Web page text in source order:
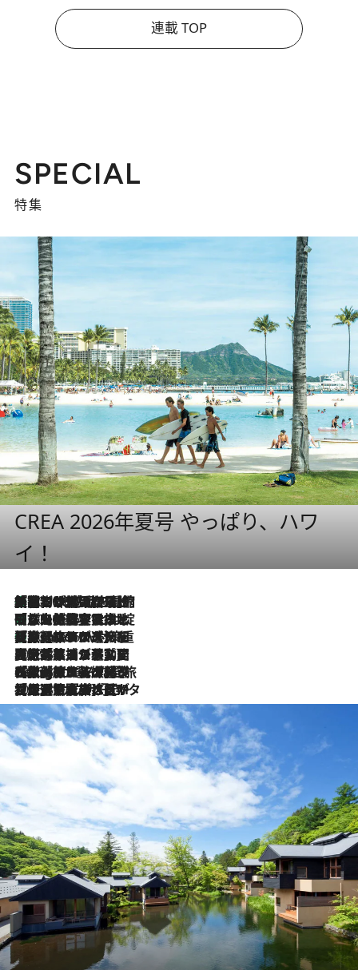
連載 TOP
SPECIAL
特集
CREA 2026年夏号 やっぱり、ハワ
イ！
2026.8.6
「荷物が増えるほど旅ストレスは増す」美容ジャーナリストがたどり着いた最終結論。“化粧品を劇的に減らす”感動の凝縮美容とは
2026.8.6
「旅先には金髪ウィッグを持参」日本と同じメイクでは損してる!? 美容ジャーナリストが提案する“掟破りの旅美容”とは
2026.8.6
【厳選旅コスメ】「身軽さ＆UV対策重視！」ヘアアーティストshucoが選んだ夏旅ベストコスメを発表【Mサイズジップ】
2026.8.5
【厳選旅コスメ】国内をあちこち移動する河井菜摘が選んだ夏旅ベストコスメ発表！「リラックスアイテムはマスト」【Mサイズジップ】
2026.8.4
【厳選旅コスメ】「紫外線＆乾燥対策しながらメイク感も！」ヘア＆メイクGeorgeが選んだ夏旅ベストコスメを発表！【Mサイズジップ】
2026.8.3
【厳選旅コスメ】「保湿もタイパ重視！」“サウナ好き”タレント清水みさとが愛用する夏旅ベストコスメを発表！【Mサイズジップ】